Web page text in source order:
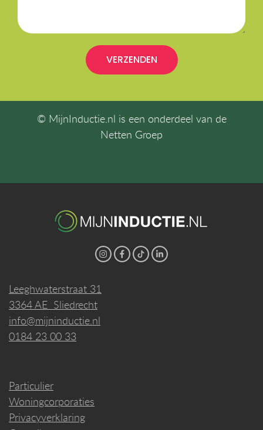
VERZENDEN
© MijnInductie.nl is een onderdeel van de
Netten Groep
Leeghwaterstraat 31
3364 AE Sliedrecht
info@mijninductie.nl
0184 23 00 33
Particulier
Woningcorporaties
Privacyverklaring